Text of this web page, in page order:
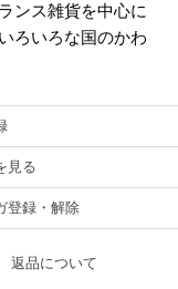
ンス雑貨を中心に
ろいろな国のかわ
見る
登録・解除
返品について